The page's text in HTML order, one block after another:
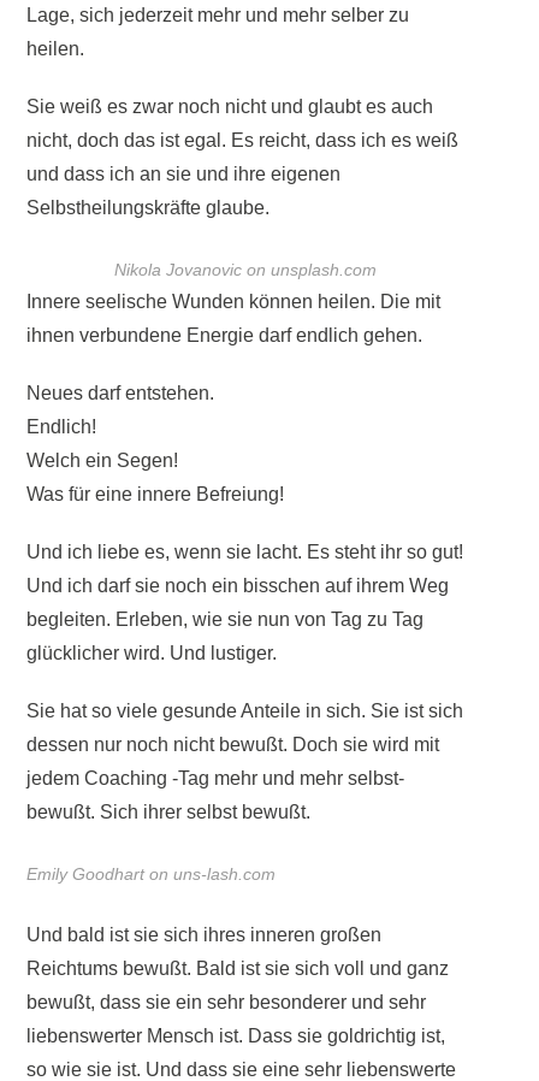
Lage, sich jederzeit mehr und mehr selber zu
heilen.
Sie weiß es zwar noch nicht und glaubt es auch
nicht, doch das ist egal. Es reicht, dass ich es weiß
und dass ich an sie und ihre eigenen
Selbstheilungskräfte glaube.
Nikola Jovanovic on unsplash.com
Innere seelische Wunden können heilen. Die mit
ihnen verbundene Energie darf endlich gehen.
Neues darf entstehen.
Endlich!
Welch ein Segen!
Was für eine innere Befreiung!
Und ich liebe es, wenn sie lacht. Es steht ihr so gut!
Und ich darf sie noch ein bisschen auf ihrem Weg
begleiten. Erleben, wie sie nun von Tag zu Tag
glücklicher wird. Und lustiger.
Sie hat so viele gesunde Anteile in sich. Sie ist sich
dessen nur noch nicht bewußt. Doch sie wird mit
jedem Coaching -Tag mehr und mehr selbst-
bewußt. Sich ihrer selbst bewußt.
Emily Goodhart on uns-lash.com
Und bald ist sie sich ihres inneren großen
Reichtums bewußt. Bald ist sie sich voll und ganz
bewußt, dass sie ein sehr besonderer und sehr
liebenswerter Mensch ist. Dass sie goldrichtig ist,
so wie sie ist. Und dass sie eine sehr liebenswerte